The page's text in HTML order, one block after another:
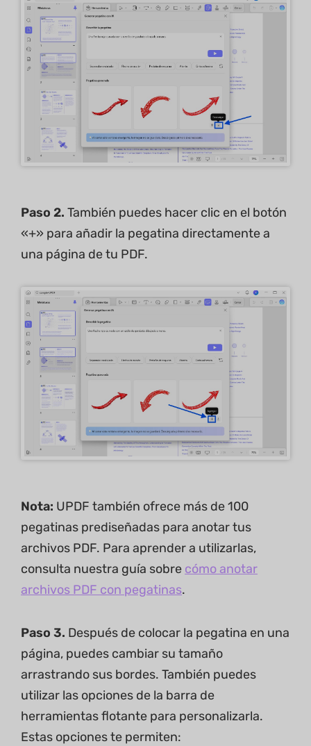
Paso 2. También puedes hacer clic en el botón
«+» para añadir la pegatina directamente a
una página de tu PDF.
Nota: UPDF también ofrece más de 100
pegatinas prediseñadas para anotar tus
archivos PDF. Para aprender a utilizarlas,
consulta nuestra guía sobre cómo anotar
archivos PDF con pegatinas.
Paso 3. Después de colocar la pegatina en una
página, puedes cambiar su tamaño
arrastrando sus bordes. También puedes
utilizar las opciones de la barra de
herramientas flotante para personalizarla.
Estas opciones te permiten: